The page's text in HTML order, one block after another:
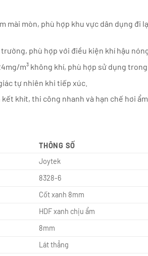
mài mòn, phù hợp khu vực dân dụng đi
phù hợp với điều kiện khí hậu nóng
m³ không khí, phù hợp sử dụng
tự nhiên khi tiếp xúc.
khít, thi công nhanh và hạn chế hơi
THÔNG SỐ
Joytek
8328-6
Cốt xanh 8mm
HDF xanh chịu ẩm
8mm
Lát thẳng